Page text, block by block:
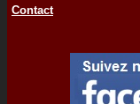
Contact